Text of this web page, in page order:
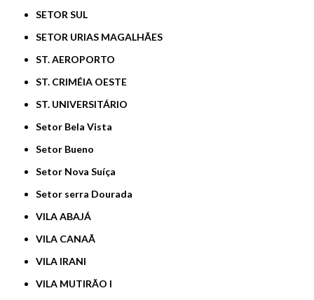
SETOR SUL
SETOR URIAS MAGALHÃES
ST. AEROPORTO
ST. CRIMÉIA OESTE
ST. UNIVERSITÁRIO
Setor Bela Vista
Setor Bueno
Setor Nova Suíça
Setor serra Dourada
VILA ABAJÁ
VILA CANAÃ
VILA IRANI
VILA MUTIRÃO I